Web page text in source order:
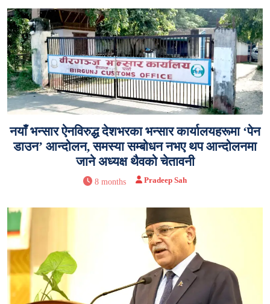
नयाँ भन्सार ऐनविरुद्ध देशभरका भन्सार कार्यालयहरूमा ‘पेन
डाउन’ आन्दोलन, समस्या सम्बोधन नभए थप आन्दोलनमा
जाने अध्यक्ष थैवको चेतावनी
8 months Pradeep Sah